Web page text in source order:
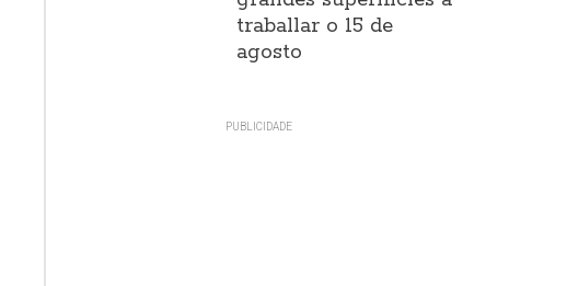
traballar o 15 de
agosto